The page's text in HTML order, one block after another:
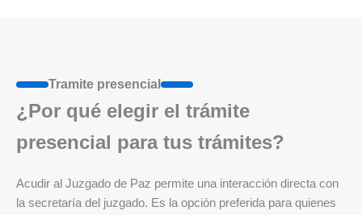
Tramite presencial
¿Por qué elegir el trámite
presencial para tus trámites?
Acudir al Juzgado de Paz permite una interacción directa con
la secretaría del juzgado. Es la opción preferida para quienes